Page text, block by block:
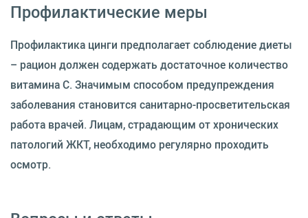
Профилактические меры
Профилактика цинги предполагает соблюдение диеты
– рацион должен содержать достаточное количество
витамина C. Значимым способом предупреждения
заболевания становится санитарно-просветительская
работа врачей. Лицам, страдающим от хронических
патологий ЖКТ, необходимо регулярно проходить
осмотр.